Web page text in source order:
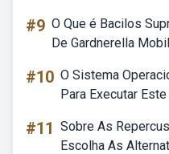
#9 O Que é Bacilos
De Gardnerella
#10 O Sistema
Para Executar
#11 Sobre As
Escolha As